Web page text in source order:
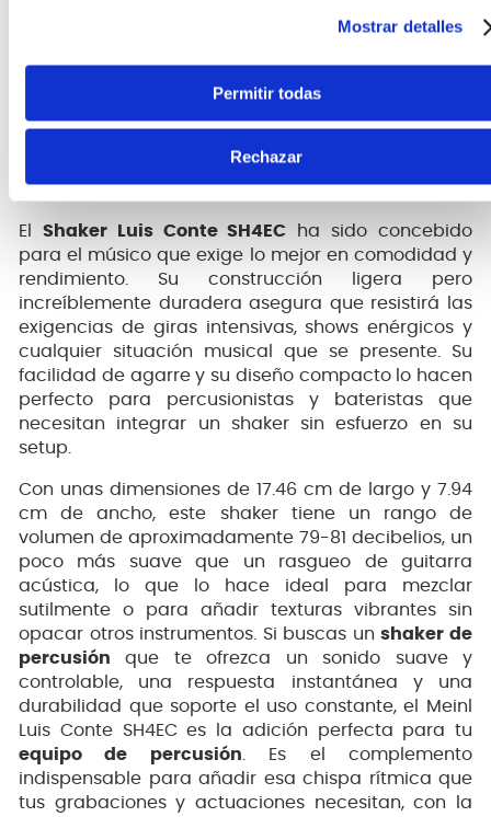
Mostrar detalles
Permitir todas
Rechazar
Diseño Ergonómico, Durabilidad
El Shaker Luis Conte SH4EC ha sido concebido
para el músico que exige lo mejor en comodidad y
rendimiento. Su construcción ligera pero
increíblemente duradera asegura que resistirá las
exigencias de giras intensivas, shows enérgicos y
cualquier situación musical que se presente. Su
facilidad de agarre y su diseño compacto lo hacen
perfecto para percusionistas y bateristas que
necesitan integrar un shaker sin esfuerzo en su
setup.
Con unas dimensiones de 17.46 cm de largo y 7.94
cm de ancho, este shaker tiene un rango de
volumen de aproximadamente 79-81 decibelios, un
poco más suave que un rasgueo de guitarra
acústica, lo que lo hace ideal para mezclar
sutilmente o para añadir texturas vibrantes sin
opacar otros instrumentos. Si buscas unshaker de
percusión que te ofrezca un sonido suave y
controlable, una respuesta instantánea y una
durabilidad que soporte el uso constante, el Meinl
Luis Conte SH4EC es la adición perfecta para tu
equipo de percusión. Es el complemento
indispensable para añadir esa chispa rítmica que
tus grabaciones y actuaciones necesitan, con la